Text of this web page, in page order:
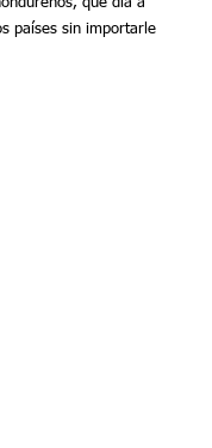
que día a
países sin importarle